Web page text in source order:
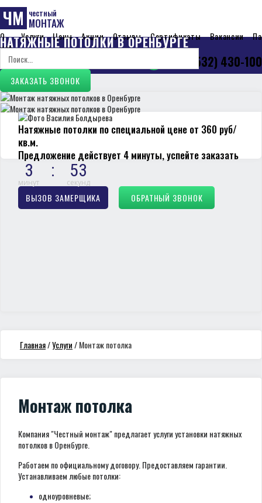
ЧМ честный
МОНТАЖ
О
нас
Услуги Цены Акции Отзывы Сертификаты Вакансии
09:00-21:00, ежедневно +7 (3532) 430-100
НАТЯЖНЫЕ ПОТОЛКИ В ОРЕНБУРГЕ
ЗАКАЗАТЬ ЗВОНОК
Натяжные потолки по специальной цене от 360 руб/
кв.м.
Предложение действует 4 минуты, успейте заказать
3
минут
: 53
секунд
ВЫЗОВ ЗАМЕРЩИКА ОБРАТНЫЙ ЗВОНОК
Главная/Услуги/Монтаж потолка
Монтаж потолка
Компания "Честный монтаж" предлагает услуги установки натяжных
потолков в Оренбурге.
Работаем по официальному договору. Предоставляем гарантии.
Устанавливаем любые потолки:
одноуровневые;